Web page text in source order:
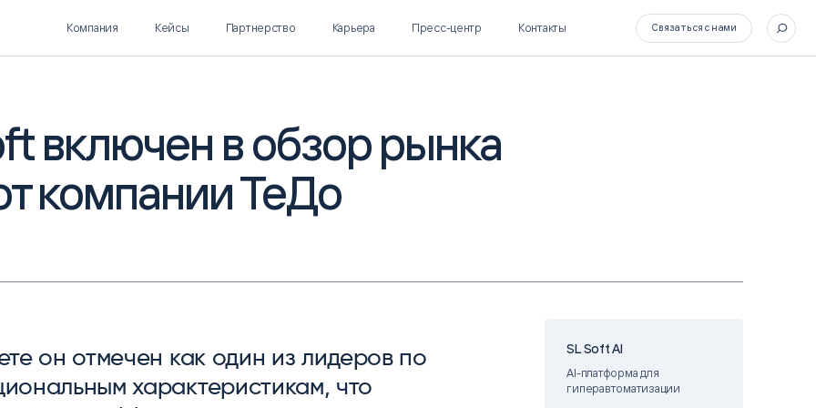
Polymatica EPM
ПЛАНИРОВАНИЕ И
БЮДЖЕТИРОВАНИЕ
SL Soft AI
AI ДЛЯ ГИПЕРАВТОМАТИЗАЦИИ
Компания Кейсы Партнерство Карьера Пресс-центр Контакты Связаться с нами
включен в обзор рынка
компании ТеДо
он отмечен как один из лидеров по
характеристикам, что
SL Soft AI
AI-платформа для
гиперавтоматизации